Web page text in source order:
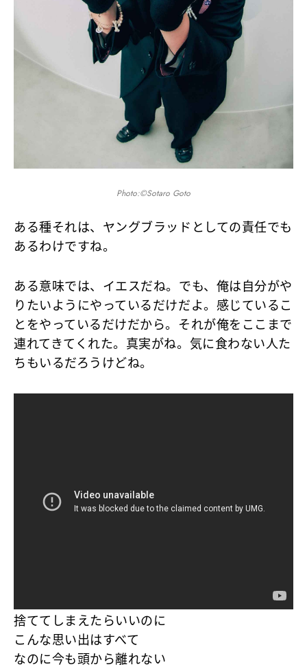
Photo:©Sotaro Goto
ある種それは、ヤングブラッドとしての責任でも
あるわけですね。
ある意味では、イエスだね。でも、俺は自分がや
りたいようにやっているだけだよ。感じているこ
とをやっているだけだから。それが俺をここまで
連れてきてくれた。真実がね。気に食わない人た
ちもいるだろうけどね。
捨ててしまえたらいいのに
こんな思い出はすべて
なのに今も頭から離れない